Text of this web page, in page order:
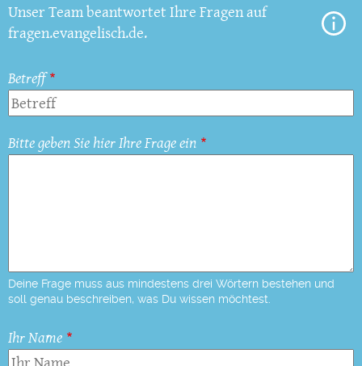
Unser Team beantwortet Ihre Fragen auf
fragen.evangelisch.de.
Betreff
Bitte geben Sie hier Ihre Frage ein
Deine Frage muss aus mindestens drei Wörtern bestehen und
soll genau beschreiben, was Du wissen möchtest.
Ihr Name